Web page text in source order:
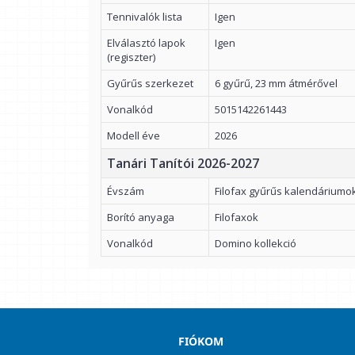
Tennivalók lista
Igen
Elválasztó lapok
(regiszter)
Igen
Gyűrűs szerkezet
6 gyűrű, 23 mm átmérővel
Vonalkód
5015142261443
Modell éve
2026
Tanári Tanítói 2026-2027
Évszám
Filofax gyűrűs
Borító anyaga
Filofaxok
Vonalkód
Domino kollekció
FIÓKOM